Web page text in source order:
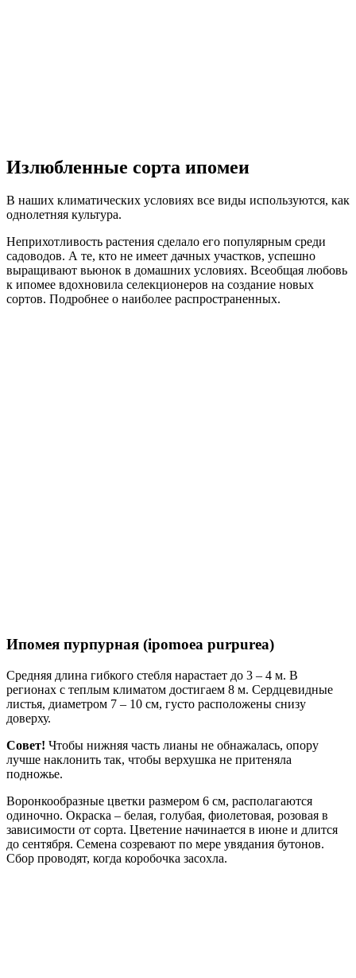
Излюбленные сорта ипомеи
В наших климатических условиях все виды используются, как
однолетняя культура.
Неприхотливость растения сделало его популярным среди
садоводов. А те, кто не имеет дачных участков, успешно
выращивают вьюнок в домашних условиях. Всеобщая любовь
к ипомее вдохновила селекционеров на создание новых
сортов. Подробнее о наиболее распространенных.
Ипомея пурпурная (ipomoea purpurea)
Средняя длина гибкого стебля нарастает до 3 – 4 м. В
регионах с теплым климатом достигаем 8 м. Сердцевидные
листья, диаметром 7 – 10 см, густо расположены снизу
доверху.
Совет! Чтобы нижняя часть лианы не обнажалась, опору
лучше наклонить так, чтобы верхушка не притеняла
подножье.
Воронкообразные цветки размером 6 см, располагаются
одиночно. Окраска – белая, голубая, фиолетовая, розовая в
зависимости от сорта. Цветение начинается в июне и длится
до сентября. Семена созревают по мере увядания бутонов.
Сбор проводят, когда коробочка засохла.